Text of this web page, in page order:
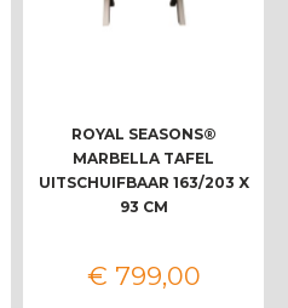
ROYAL SEASONS®
MARBELLA TAFEL
UITSCHUIFBAAR 163/203 X
93 CM
€ 799,00